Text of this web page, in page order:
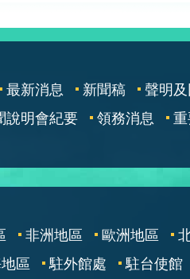
最新消息 新聞稿
聲明
說明會紀要 領務消息
重
非洲地區 歐洲地區
區
駐外館處
駐台使館